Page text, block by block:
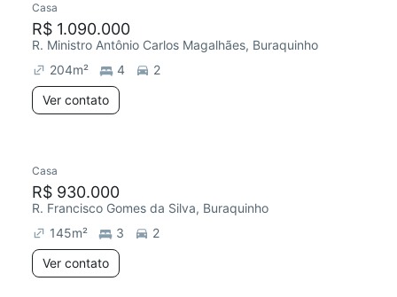
Chegou este mês
Casa
R$ 1.090.000
R. Ministro Antônio Carlos Magalhães, Buraquinho
204m² 4
2
Ver contato
Chegou este mês
Casa
R$ 930.000
R. Francisco Gomes da Silva, Buraquinho
145m² 3
2
Ver contato